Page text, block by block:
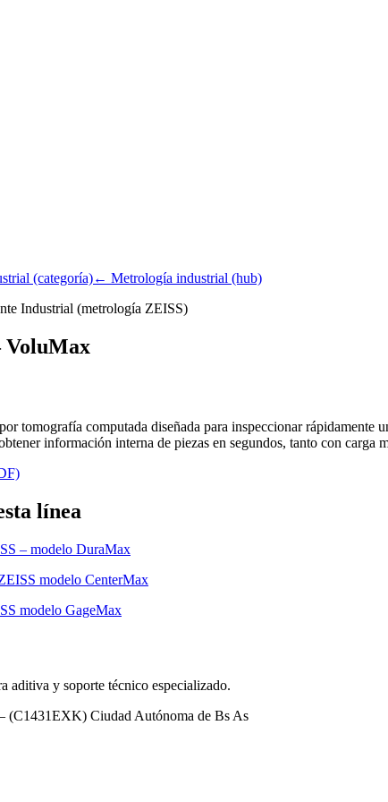
(categoría)← Metrología industrial (hub)
Industrial (metrología ZEISS)
VoluMax
tomografía computada diseñada para inspeccionar
información interna de piezas en segundos, tanto con carga
línea
– modelo DuraMax
modelo CenterMax
modelo GageMax
aditiva y soporte técnico especializado.
(C1431EXK) Ciudad Autónoma de Bs As